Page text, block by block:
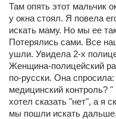
Там опять этот мальчик
у окна стоял. Я повела
искать маму. Но мы ее
Потерялись сами. Все
ушли. Увидела 2-х
Женщина-полицейский
по-русски. Она
медицинский контроль?
хотел сказать "нет", а я
мы пошли искать